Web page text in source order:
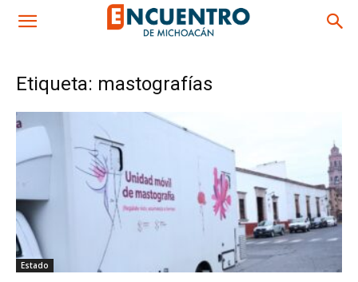
Etiqueta: mastografías
Estado